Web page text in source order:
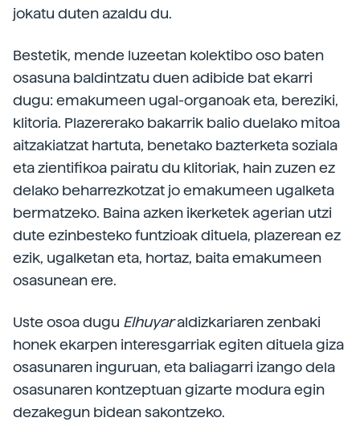
jokatu duten azaldu du.
Bestetik, mende luzeetan kolektibo oso baten
osasuna baldintzatu duen adibide bat ekarri
dugu: emakumeen ugal-organoak eta, bereziki,
klitoria. Plazererako bakarrik balio duelako mitoa
aitzakiatzat hartuta, benetako bazterketa soziala
eta zientifikoa pairatu du klitoriak, hain zuzen ez
delako beharrezkotzat jo emakumeen ugalketa
bermatzeko. Baina azken ikerketek agerian utzi
dute ezinbesteko funtzioak dituela, plazerean ez
ezik, ugalketan eta, hortaz, baita emakumeen
osasunean ere.
Uste osoa dugu Elhuyaraldizkariaren zenbaki
honek ekarpen interesgarriak egiten dituela giza
osasunaren inguruan, eta baliagarri izango dela
osasunaren kontzeptuan gizarte modura egin
dezakegun bidean sakontzeko.